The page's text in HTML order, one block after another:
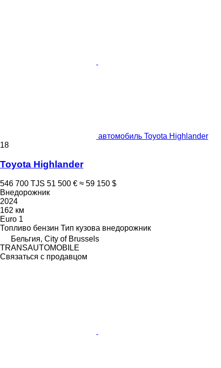
автомобиль Toyota Highlander
18
Toyota Highlander
546 700 TJS 51 500 € ≈ 59 150 $
Внедорожник
2024
162 км
Euro 1
Топливо бензин Тип кузова внедорожник
Бельгия, City of Brussels
TRANSAUTOMOBILE
Связаться с продавцом